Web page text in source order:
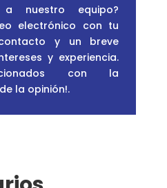
a nuestro equipo?
electrónico con tu
y un breve
y experiencia.
con la
la opinión!.